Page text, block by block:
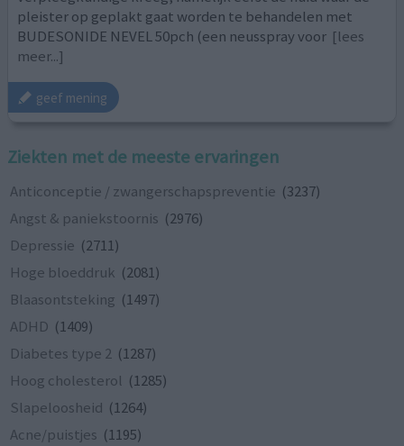
pleister op geplakt gaat worden te behandelen met
BUDESONIDE NEVEL 50pch (een neusspray voor [lees
meer...]
geef mening
Ziekten met de meeste ervaringen
Anticonceptie / zwangerschapspreventie (3237)
Angst & paniekstoornis (2976)
Depressie (2711)
Hoge bloeddruk (2081)
Blaasontsteking (1497)
ADHD (1409)
Diabetes type 2 (1287)
Hoog cholesterol (1285)
Slapeloosheid (1264)
Acne/puistjes (1195)